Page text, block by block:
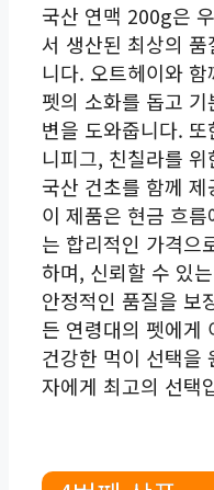
국산 연맥 200g은
서 생산된 최상의
니다. 오트헤이와 함
펫의 소화를 돕고 기
변을 도와줍니다. 또
니피그, 친칠라를 위
국산 건초를 함께 제
이 제품은 현금 흐름
는 합리적인 가격으
하며, 신뢰할 수 있
안정적인 품질을 보
든 연령대의 펫에게
건강한 먹이 선택을
자에게 최고의 선택